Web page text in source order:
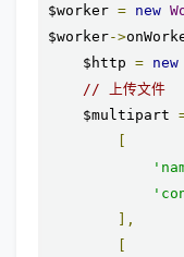
$worker = new
$worker->
    $http
= new
// 上传文件
    $multipart
[
],
[